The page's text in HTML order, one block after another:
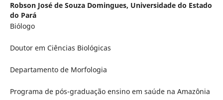
Robson José de Souza Domingues, Universidade do Estado
do Pará
Biólogo
Doutor em Ciências Biológicas
Departamento de Morfologia
Programa de pós-graduação ensino em saúde na Amazônia